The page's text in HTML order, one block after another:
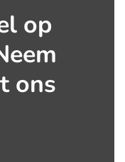
op
ons